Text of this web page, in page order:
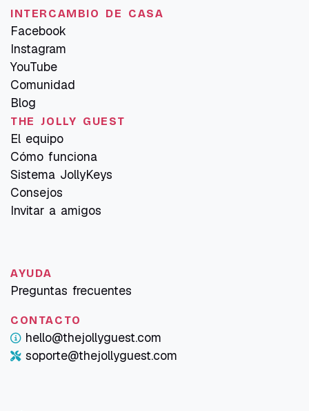
INTERCAMBIO DE CASA
Facebook
Instagram
YouTube
Comunidad
Blog
THE JOLLY GUEST
El equipo
Cómo funciona
Sistema JollyKeys
Consejos
Invitar a amigos
AYUDA
Preguntas frecuentes
CONTACTO
hello@thejollyguest.com
soporte@thejollyguest.com